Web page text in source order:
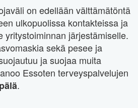
on edellään välttämätöntä
ulkopuolissa kontakteissa ja
yritystoiminnan järjestämiselle.
sekä pesee ja
ja suojaa muita
Essoten terveyspalvelujen
.